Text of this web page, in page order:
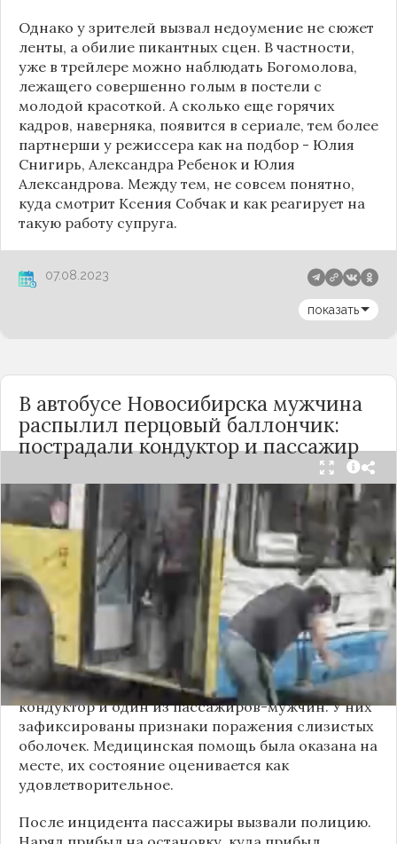
Однако у зрителей вызвал недоумение не сюжет
ленты, а обилие пикантных сцен. В частности,
уже в трейлере можно наблюдать Богомолова,
лежащего совершенно голым в постели с
молодой красоткой. А сколько еще горячих
кадров, наверняка, появится в сериале, тем более
партнерши у режиссера как на подбор - Юлия
Снигирь, Александра Ребенок и Юлия
Александрова. Между тем, не совсем понятно,
куда смотрит Ксения Собчак и как реагирует на
такую работу супруга.
07.08.2023
показать
В автобусе Новосибирска мужчина
распылил перцовый баллончик:
пострадали кондуктор и пассажир
Вечером 24 сентября в салоне автобуса маршрута
№18 в Новосибирске произошёл инцидент с
применением перцового баллончика. Как
сообщили очевидцы в
Telegram-канале
«Инцидент Новосибирск», неизвестный
мужчина с бородой сначала вступил в перепалку
с кондуктором, затем поссорился с другими
пассажирами. В ходе конфликта он достал
газовый баллончик и распылил его в салоне.
По предварительным данным, пострадали
кондуктор и один из пассажиров-мужчин. У них
зафиксированы признаки поражения слизистых
оболочек. Медицинская помощь была оказана на
месте, их состояние оценивается как
удовлетворительное.
После инцидента пассажиры вызвали полицию.